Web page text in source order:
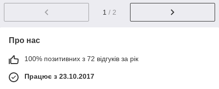
1 / 2
Про нас
100% позитивних з 72 відгуків за рік
Працює з 23.10.2017